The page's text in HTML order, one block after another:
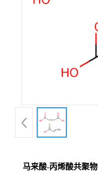
马来酸-丙烯酸共聚物